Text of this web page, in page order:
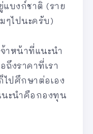
บงก์ชาติ (ราย
ๆไปนะครับ)
าหน้าที่แนะนำ
ถึงราคาที่เรา
ไปศึกษาต่อเอง
นะนำคือกองทุน